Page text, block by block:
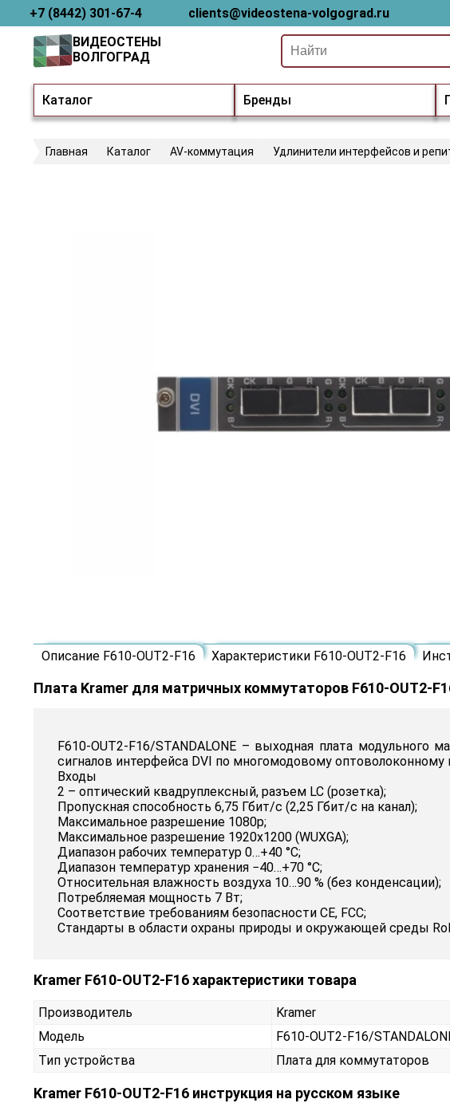
+7 (8442) 301-67-4 clients@videostena-volgograd.ru
Каталог Бренды
ВИДЕОСТЕНЫ
ВОЛГОГРАД
Главная Каталог AV-коммутация Удлинители интерфейсов и
Описание F610-OUT2-F16 Характеристики F610-OUT2-F16
Плата Kramer для матричных коммутаторов F610-OUT2-
F610-OUT2-F16/STANDALONE – выходная плата
сигналов интерфейса DVI по многомодовому
Входы
2 – оптический квадруплексный, разъем LC (розетка);
Пропускная способность 6,75 Гбит/с (2,25 Гбит/с на канал);
Максимальное разрешение 1080p;
Максимальное разрешение 1920x1200 (WUXGA);
Диапазон рабочих температур 0…+40 °C;
Диапазон температур хранения −40…+70 °C;
Относительная влажность воздуха 10…90 % (без конденсации);
Потребляемая мощность 7 Вт;
Соответствие требованиям безопасности CE, FCC;
Стандарты в области охраны природы и окружающей среды
Kramer F610-OUT2-F16 характеристики товара
Производитель
Kramer
Модель
F610-OUT2-F16/
Тип устройства
Плата для коммутаторов
Kramer F610-OUT2-F16 инструкция на русском языке